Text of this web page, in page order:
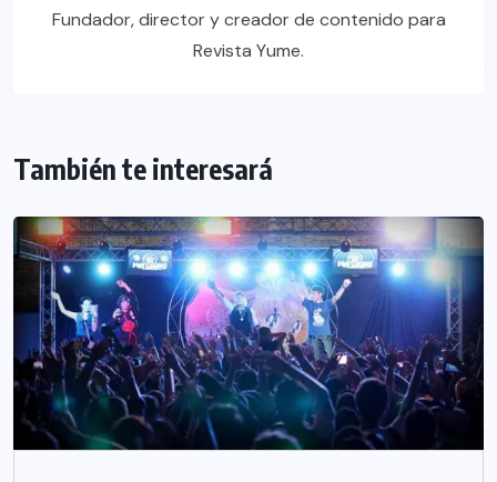
Fundador, director y creador de contenido para
Revista Yume.
También te interesará